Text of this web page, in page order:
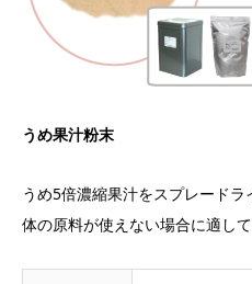
うめ果汁粉末
うめ5倍濃縮果汁をスプレード
体の原料が使えない場合に適して